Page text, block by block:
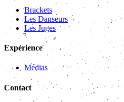
Brackets
Les Danseurs
Les Juges
Expérience
Médias
Contact